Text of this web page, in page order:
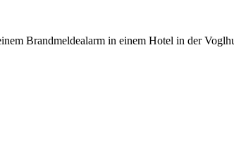
Brandmeldealarm in einem Hotel in der